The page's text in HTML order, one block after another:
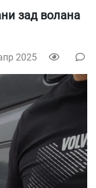
зад волана
2025